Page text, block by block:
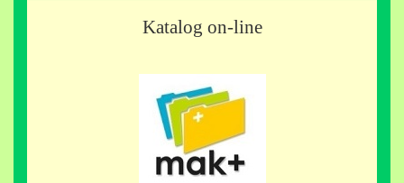
Katalog on-line